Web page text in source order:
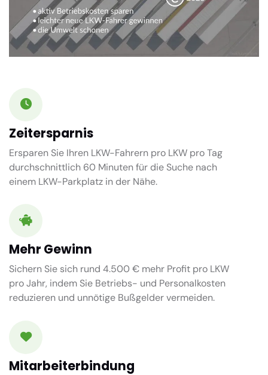
Zeitersparnis
Ersparen Sie Ihren LKW-Fahrern pro LKW pro Tag
durchschnittlich 60 Minutenfür die Suche nach
einem LKW-Parkplatz in der Nähe.
Mehr Gewinn
Sichern Sie sich rund 4.500 € mehr Profit pro LKW
pro Jahr, indem Sie Betriebs- und Personalkosten
reduzieren und unnötige Bußgelder vermeiden.
Mitarbeiterbindung